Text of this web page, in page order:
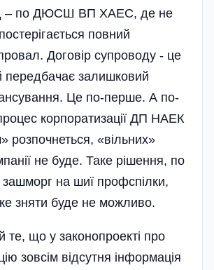
– по ДЮСШ ВП ХАЕС, де не
повний
Договір супроводу - це
передбачає залишковий
Це по-перше. А по-
корпоратизації ДП НАЕК
розпочнеться, «вільних»
не буде. Таке рішення, по
зашморг на шиї профспілки,
зняти буде не можливо.
те, що у законопроекті про
зовсім відсутня інформація